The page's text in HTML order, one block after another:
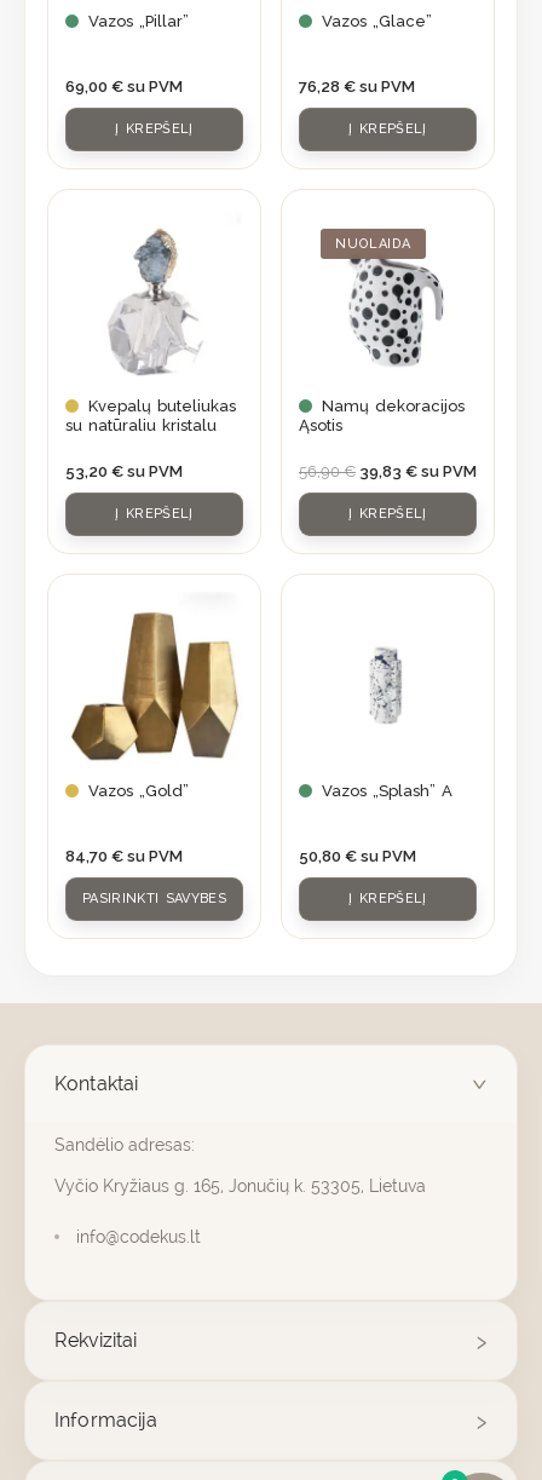
Vazos „Pillar”
69,00 € su PVM
Į KREPŠELĮ
Vazos „Glace”
76,28 € su PVM
Į KREPŠELĮ
Kvepalų buteliukas
su natūraliu kristalu
53,20 € su PVM
Į KREPŠELĮ
NUOLAIDA
Namų dekoracijos
Ąsotis
56,90€
was:
56,90 €.
39,83 €
is:
su PVM
Į KREPŠELĮ
Vazos „Gold”
84,70 € su PVM
PASIRINKTI SAVYBES
multiple
variants.
The
options
may
chosen
on
the
product
Vazos „Splash” A
50,80 € su PVM
Į KREPŠELĮ
Kontaktai
Sandėlio adresas:
Vyčio Kryžiaus g. 165, Jonučių k. 53305, Lietuva
info@codekus.lt
Rekvizitai
Informacija